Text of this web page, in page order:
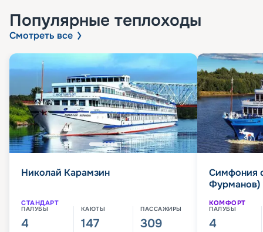
Популярные теплоходы
Смотреть все
Николай Карамзин
СТАНДАРТ
ПАЛУБЫ
4
КАЮТЫ
147
ПАССАЖИРЫ
309
Симфония
Фурманов)
КОМФОРТ
ПАЛУБЫ
4